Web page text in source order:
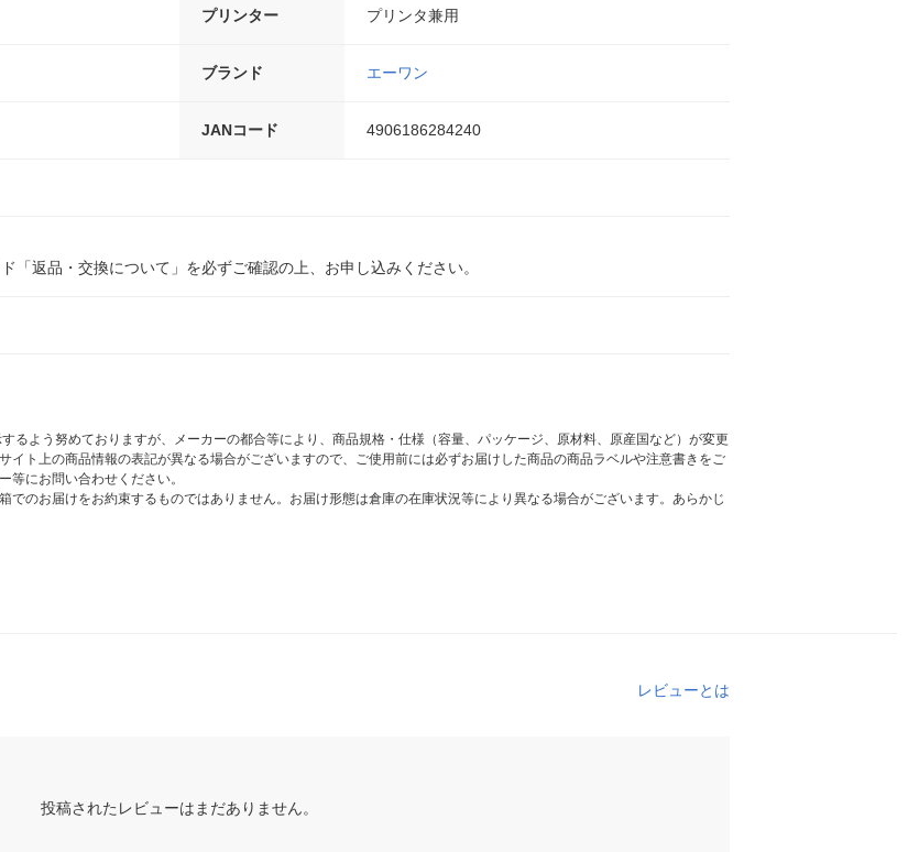
プリンター プリンタ兼用
ブランド エーワン
JANコード 4906186284240
「返品・交換について」を必ずご確認の上、お申し込みください。
るよう努めておりますが、メーカーの都合等により、商品規格・仕様（容量、パッケージ、原材料、原産国など）が変更
イト上の商品情報の表記が異なる場合がございますので、ご使用前には必ずお届けした商品の商品ラベルや注意書きをご
等にお問い合わせください。
でのお届けをお約束するものではありません。お届け形態は倉庫の在庫状況等により異なる場合がございます。あらかじ
レビューとは
投稿されたレビューはまだありません。